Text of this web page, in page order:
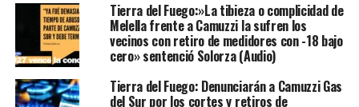
Tierra del Fuego:»La tibieza o complicidad de
Melella frente a Camuzzi la sufren los
vecinos con retiro de medidores con -18 bajo
cero» sentenció Solorza (Audio)
Tierra del Fuego: Denunciarán a Camuzzi Gas
del Sur por los cortes y retiros de